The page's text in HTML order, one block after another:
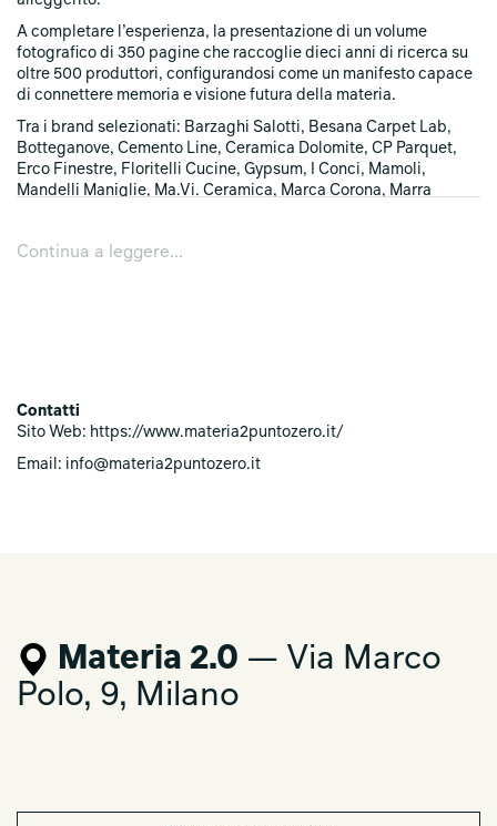
A completare l’esperienza, la presentazione di un volume
fotografico di 350 pagine che raccoglie dieci anni di ricerca su
oltre 500 produttori, configurandosi come un manifesto capace
di connettere memoria e visione futura della materia.
Tra i brand selezionati: Barzaghi Salotti, Besana Carpet Lab,
Botteganove, Cemento Line, Ceramica Dolomite, CP Parquet,
Erco Finestre, Floritelli Cucine, Gypsum, I Conci, Mamoli,
Mandelli Maniglie, Ma.Vi. Ceramica, Marca Corona, Marra
Re, Vivaterra, Zava Luce
Continua a leggere...
Contatti
Sito Web: https://www.materia2puntozero.it/
Email: info@materia2puntozero.it
Materia 2.0 — Via Marco
Polo, 9, Milano